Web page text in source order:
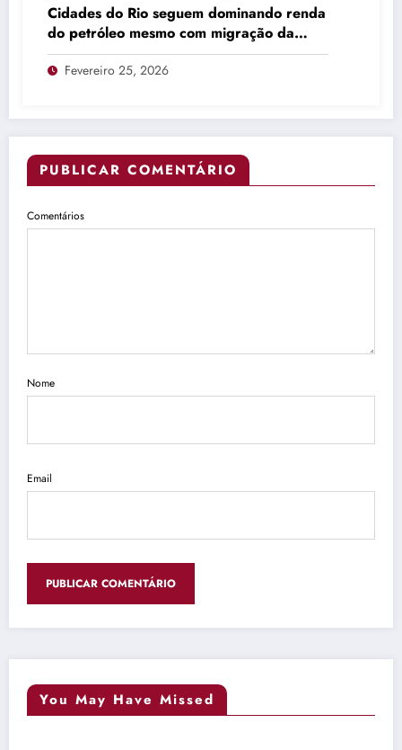
Cidades do Rio seguem dominando renda
do petróleo mesmo com migração da
produção
Fevereiro 25, 2026
PUBLICAR COMENTÁRIO
Comentários
Nome
Email
You May Have Missed